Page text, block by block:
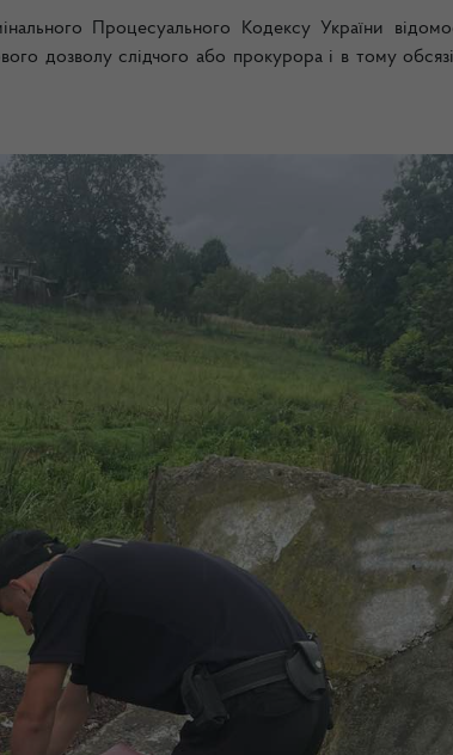
Процесуального Кодексу України
дозволу слідчого або прокурора і в тому